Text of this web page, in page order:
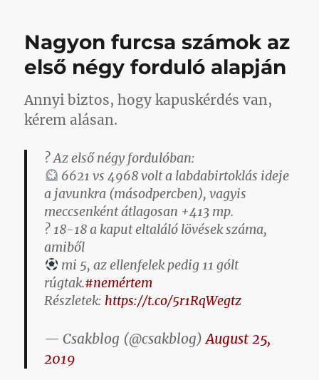
Nagyon furcsa számok az
első négy forduló alapján
Annyi biztos, hogy kapuskérdés van,
kérem alásan.
? Az első négy fordulóban:
6621 vs 4968 volt a labdabirtoklás ideje
a javunkra (másodpercben), vagyis
meccsenként átlagosan +413 mp.
? 18-18 a kaput eltaláló lövések száma,
amiből
mi 5, az ellenfelek pedig 11 gólt
rúgtak.#nemértem
Részletek: https://t.co/5r1RqWegtz
— Csakblog (@csakblog)August 25,
2019